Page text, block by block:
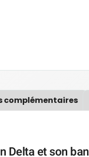
complémentaires
Delta et son